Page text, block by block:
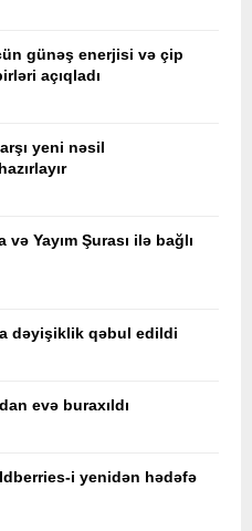
günəş enerjisi və çip
açıqladı
yeni nəsil
Yayım Şurası ilə bağlı
dəyişiklik qəbul edildi
evə buraxıldı
i yenidən hədəfə